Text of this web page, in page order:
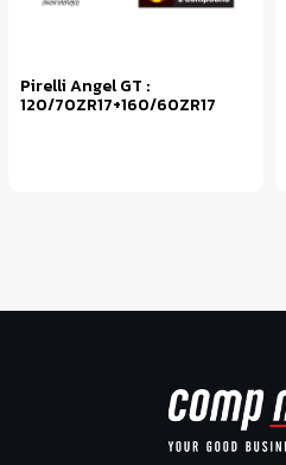
Pirelli Angel GT :
120/70ZR17+160/60ZR17